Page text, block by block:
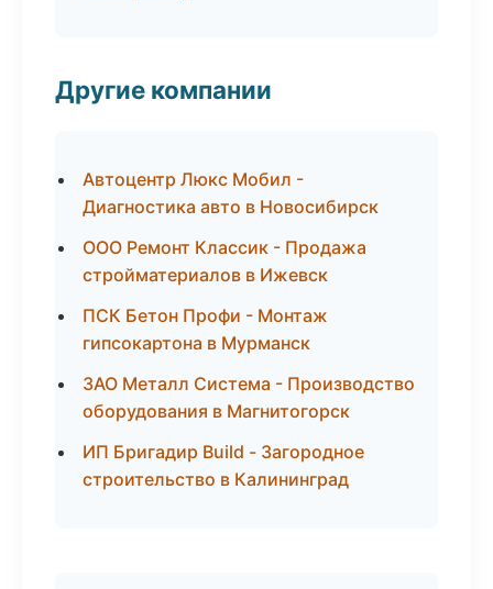
Другие компании
Автоцентр Люкс Мобил -
Диагностика авто в Новосибирск
ООО Ремонт Классик - Продажа
стройматериалов в Ижевск
ПСК Бетон Профи - Монтаж
гипсокартона в Мурманск
ЗАО Металл Система - Производство
оборудования в Магнитогорск
ИП Бригадир Build - Загородное
строительство в Калининград